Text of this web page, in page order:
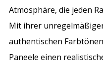
Atmosphäre, die jeden
Mit ihrer
authentischen
Paneele einen